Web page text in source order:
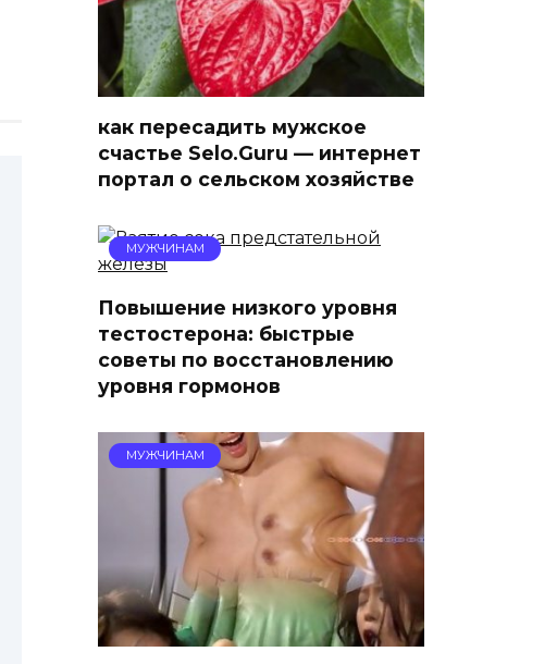
как пересадить мужское
счастье Selo.Guru — интернет
портал о сельском хозяйстве
МУЖЧИНАМ
Повышение низкого уровня
тестостерона: быстрые
советы по восстановлению
уровня гормонов
МУЖЧИНАМ